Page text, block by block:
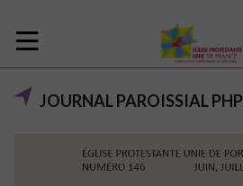
JOURNAL PAROISSIAL PHP